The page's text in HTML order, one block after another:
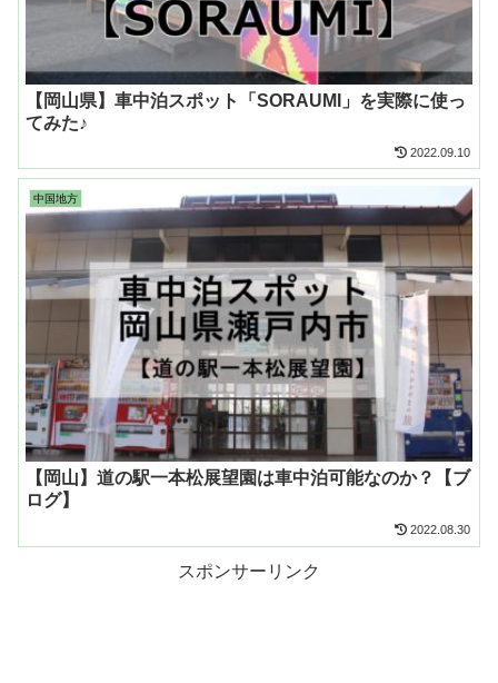
【岡山県】車中泊スポット「SORAUMI」を実際に使っ
てみた♪
2022.09.10
中国地方
【岡山】道の駅一本松展望園は車中泊可能なのか？【ブ
ログ】
2022.08.30
スポンサーリンク